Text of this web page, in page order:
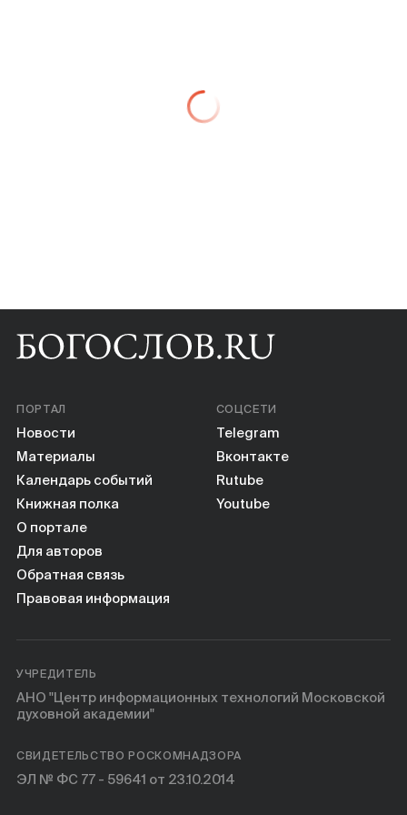
О нас
ПОРТАЛ
Новости
Материалы
Календарь событий
Книжная полка
О портале
Для авторов
Обратная связь
Правовая информация
СОЦСЕТИ
Telegram
Вконтакте
Rutube
Youtube
УЧРЕДИТЕЛЬ
АНО "Центр информационных технологий Московской
духовной академии"
СВИДЕТЕЛЬСТВО РОСКОМНАДЗОРА
ЭЛ № ФС 77 - 59641 от 23.10.2014